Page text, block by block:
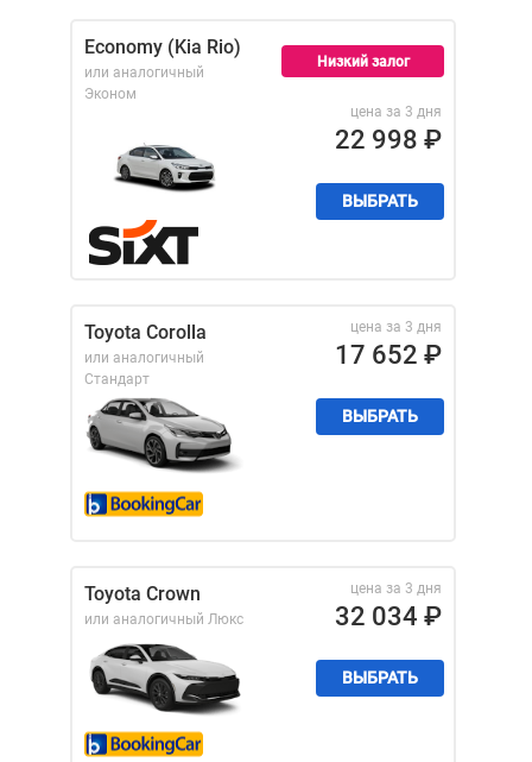
Economy (Kia Rio)
или аналогичный
Эконом
Низкий залог
цена за 3 дня
22 998 ₽
ВЫБРАТЬ
Toyota Corolla
или аналогичный
Стандарт
цена за 3 дня
17 652 ₽
ВЫБРАТЬ
Toyota Crown
или аналогичный Люкс
цена за 3 дня
32 034 ₽
ВЫБРАТЬ